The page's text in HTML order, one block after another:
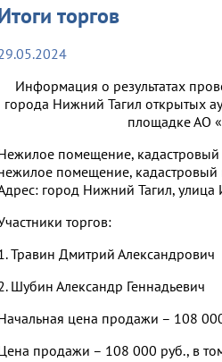
торгов
Информация о результатах
города Нижний Тагил открытых
площадке АО
помещение,
помещение,
город Нижний Тагил, улица
торгов:
Травин Дмитрий Александрович
Шубин Александр Геннадьевич
цена продажи – 108
продажи – 108 000 руб., в